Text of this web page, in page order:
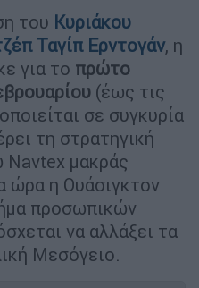
του Κυριάκου
Ταγίπ Ερντογάν, η
για το πρώτο
(έως τις
σε συγκυρία
τη στρατηγική
μακράς
ώρα η Ουάσιγκτον
προσωπικών
να αλλάξει τα
Μεσόγειο.